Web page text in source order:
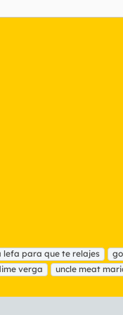
lefa para que te relajes
verga
uncle meat